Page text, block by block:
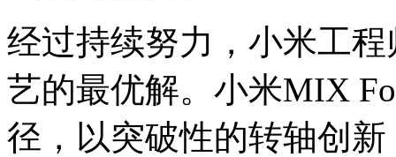
经过持续努力，小米工
艺的最优解。小米MIX
径，以突破性的转轴创